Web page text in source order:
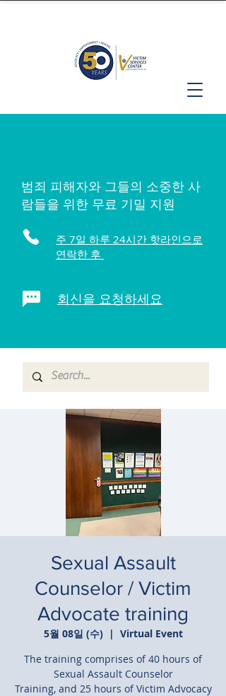
범죄 피해자와 그들의 소중한 사
람들을 위한 무료 기밀 지원
주 7일 하루 24시간 핫라인으로
연락한 후
회신을 요청하세요
Sexual Assault
Counselor / Victim
Advocate training
5월 08일 (수)
  |
Virtual Event
The training comprises of 40 hours of
Sexual Assault Counselor
Training, and 25 hours of Victim Advocacy